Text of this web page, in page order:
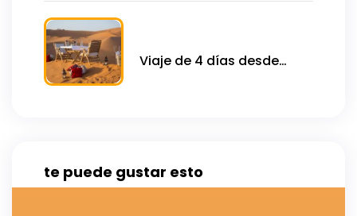
Viaje de 4 días desde
te puede gustar esto